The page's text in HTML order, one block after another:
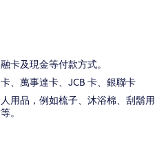
卡及現金等付款方式。
、萬事達卡、JCB 卡、銀聯卡
用品，例如梳子、沐浴棉、刮鬍用
。